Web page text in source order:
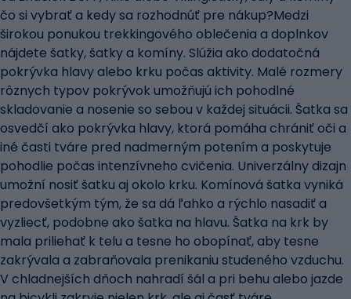
čo si vybrať a kedy sa rozhodnúť pre nákup?Medzi
širokou ponukou trekkingového oblečenia a doplnkov
nájdete šatky, šatky a komíny. Slúžia ako dodatočná
pokrývka hlavy alebo krku počas aktivity. Malé rozmery
rôznych typov pokrývok umožňujú ich pohodlné
skladovanie a nosenie so sebou v každej situácii. Šatka sa
osvedčí ako pokrývka hlavy, ktorá pomáha chrániť oči a
iné časti tváre pred nadmerným potením a poskytuje
pohodlie počas intenzívneho cvičenia. Univerzálny dizajn
umožní nosiť šatku aj okolo krku. Komínová šatka vyniká
predovšetkým tým, že sa dá ľahko a rýchlo nasadiť a
vyzliecť, podobne ako šatka na hlavu. Šatka na krk by
mala priliehať k telu a tesne ho obopínať, aby tesne
zakrývala a zabraňovala prenikaniu studeného vzduchu.
V chladnejších dňoch nahradí šál a pri behu alebo jazde